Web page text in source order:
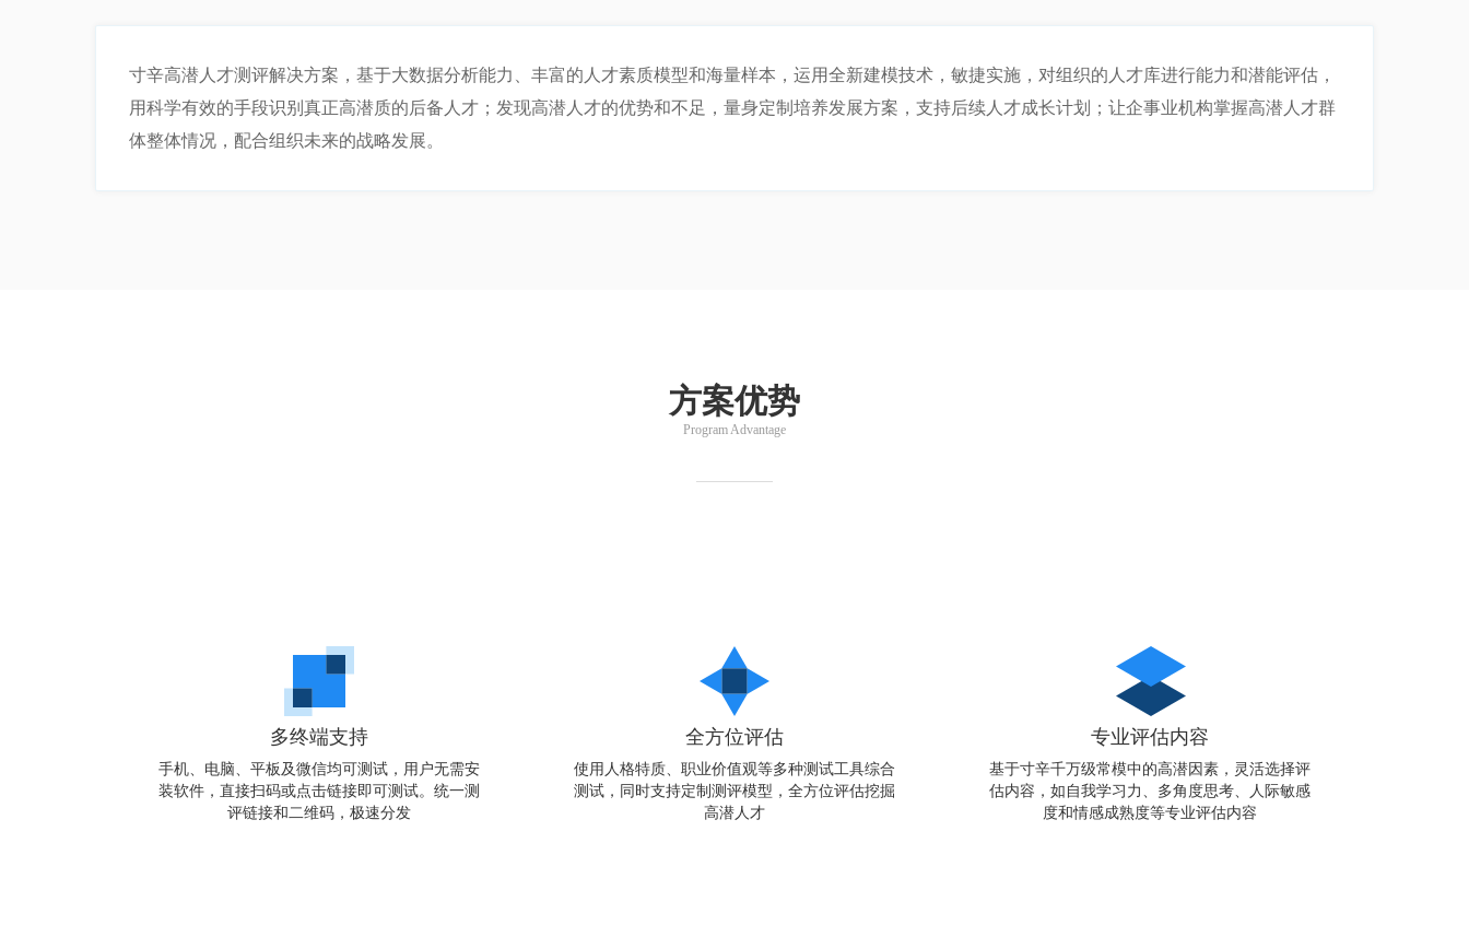
寸辛高潜人才测评解决方案，基于大数据分析能力、丰富的人才素质模型和海量样本，运用全新建模技术，敏捷实施，对组织的人才库进行能力和潜能评估，
用科学有效的手段识别真正高潜质的后备人才；发现高潜人才的优势和不足，量身定制培养发展方案，支持后续人才成长计划；让企事业机构掌握高潜人才群
体整体情况，配合组织未来的战略发展。
方案优势
Program Advantage
多终端支持
手机、电脑、平板及微信均可测试，用户无需安
装软件，直接扫码或点击链接即可测试。统一测
评链接和二维码，极速分发
全方位评估
使用人格特质、职业价值观等多种测试工具综合
测试，同时支持定制测评模型，全方位评估挖掘
高潜人才
专业评估内容
基于寸辛千万级常模中的高潜因素，灵活选择评
估内容，如自我学习力、多角度思考、人际敏感
度和情感成熟度等专业评估内容